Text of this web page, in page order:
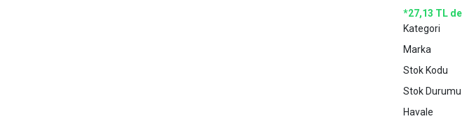
*27,13 TL
Kategori
Marka
Stok Kodu
Stok Durumu
Havale